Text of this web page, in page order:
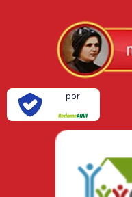
por